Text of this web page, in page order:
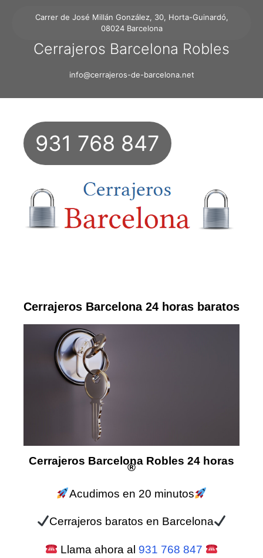
Carrer de José Millán González, 30, Horta-Guinardó,
08024 Barcelona
Cerrajeros Barcelona Robles
info@cerrajeros-de-barcelona.net
931 768 847
Cerrajeros Barcelona 24 horas baratos
Cerrajeros Barcelona Robles 24 horas
®
Acudimos en 20 minutos
Cerrajeros baratos en Barcelona
Llama ahora al 931 768 847